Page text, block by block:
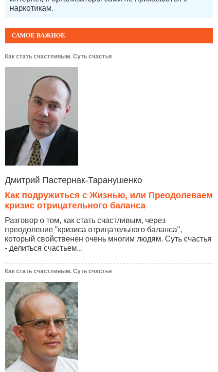
САМОЕ ВАЖНОЕ
Как стать счастливым. Суть счастья
Дмитрий Пастернак-Таранушенко
Как подружиться с Жизнью, или Преодолеваем
кризис отрицательного баланса
Разговор о том, как стать счастливым, через
преодоление "кризиса отрицательного баланса",
который свойственен очень многим людям. Суть счастья
- делиться счастьем...
Как стать счастливым. Суть счастья
наркотикам.